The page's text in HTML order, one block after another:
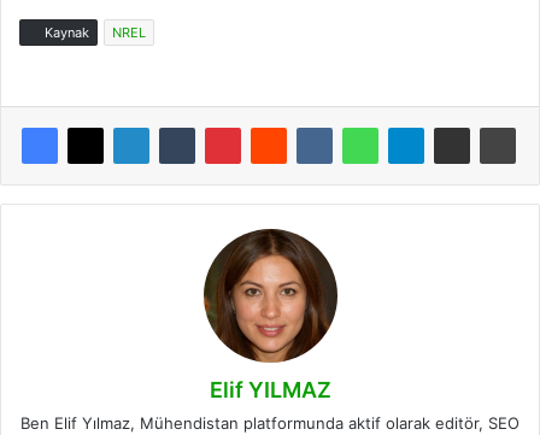
Kaynak NREL
Elif YILMAZ
Ben Elif Yılmaz, Mühendistan platformunda aktif olarak editör, SEO